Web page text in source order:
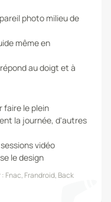
photo milieu de
même en
au doigt et à
faire le plein
la journée, d'autres
vidéo
le design
: Fnac, Frandroid, Back